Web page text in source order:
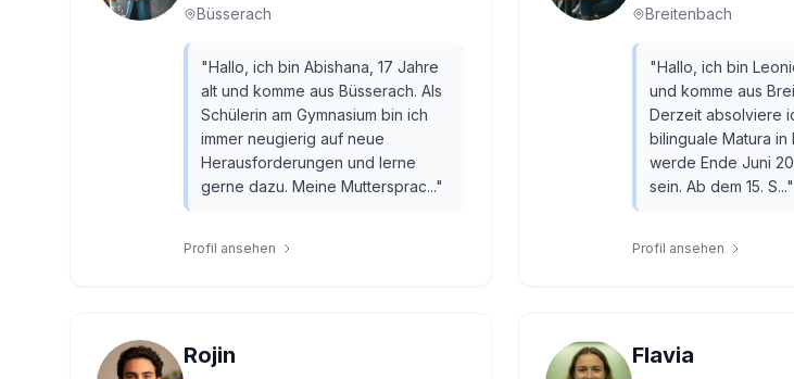
Büsserach
"Hallo, ich bin Abishana, 17 Jahre
alt und komme aus Büsserach. Als
Schülerin am Gymnasium bin ich
immer neugierig auf neue
Herausforderungen und lerne
gerne dazu. Meine Muttersprac..."
Profil ansehen
Breitenbach
"Hallo, ich bin
und komme aus
Derzeit absolviere
bilinguale Matura in
werde Ende Juni
sein. Ab dem 15. S..."
Profil ansehen
Rojin Flavia